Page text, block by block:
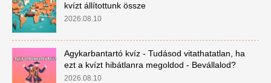
kvízt állítottunk össze
2026.08.10
Agykarbantartó kvíz - Tudásod vitathatatlan, ha
ezt a kvízt hibátlanra megoldod - Bevállalod?
2026.08.10